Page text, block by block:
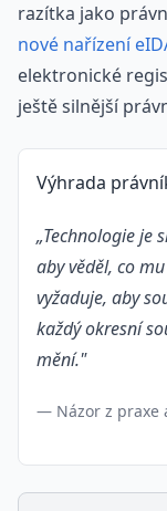
razítka jako
nové nařízení
elektronické
ještě silnější
Výhrada
„Technologie je
aby věděl, co
vyžaduje, aby
každý okresní
mění."
— Názor z praxe